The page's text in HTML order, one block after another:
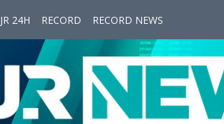
JR 24H RECORD RECORD NEWS